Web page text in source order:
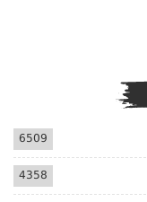
6509
4358